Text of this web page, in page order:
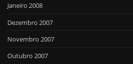
Janeiro 2008
Dezembro 2007
Novembro 2007
Outubro 2007